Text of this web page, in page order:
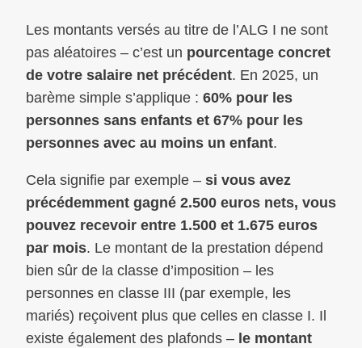
Les montants versés au titre de l’ALG I ne sont
pas aléatoires – c’est un pourcentage concret
de votre salaire net précédent. En 2025, un
barème simple s’applique : 60% pour les
personnes sans enfants et 67% pour les
personnes avec au moins un enfant.
Cela signifie par exemple – si vous avez
précédemment gagné 2.500 euros nets, vous
pouvez recevoir entre 1.500 et 1.675 euros
par mois. Le montant de la prestation dépend
bien sûr de la classe d’imposition – les
personnes en classe III (par exemple, les
mariés) reçoivent plus que celles en classe I. Il
existe également des plafonds – le montant